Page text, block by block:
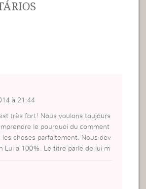
à 21:44
très fort! Nous voulons toujours
le pourquoi du comment
les choses parfaitement. Nous dev
Lui a 100%. Le titre parle de lui m